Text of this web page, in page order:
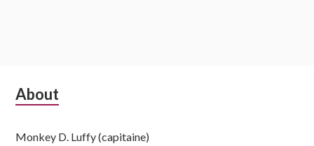
Subsidiary
About
Monkey D. Luffy (capitaine)